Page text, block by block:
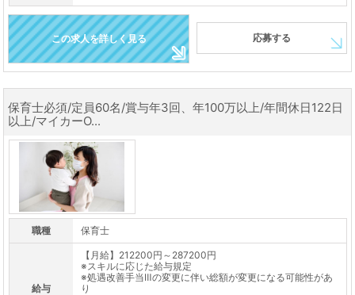
この求人を詳しく見る 応募する
保育士必須/定員60名/賞与年3回、年100万以上/年間休日122日
以上/マイカーO...
職種 保育士
給与
【月給】212200円～287200円
※スキルに応じた給与規定
※処遇改善手当Ⅲの変更に伴い総額が変更になる可能性があ
り